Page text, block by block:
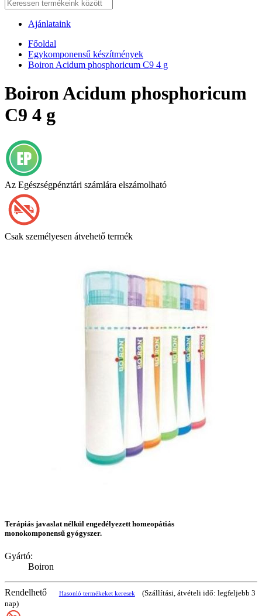
Ajánlataink
Főoldal
Egykomponensű készítmények
Boiron Acidum phosphoricum C9 4 g
Boiron Acidum phosphoricum
C9 4 g
Az Egészségpénztári számlára elszámolható
Csak személyesen átvehető termék
Terápiás javaslat nélkül engedélyezett homeopátiás
monokomponensű gyógyszer.
Gyártó:
Boiron
Rendelhető Hasonló termékeket keresek
(Szállítási, átvételi idő: legfeljebb 3
nap)